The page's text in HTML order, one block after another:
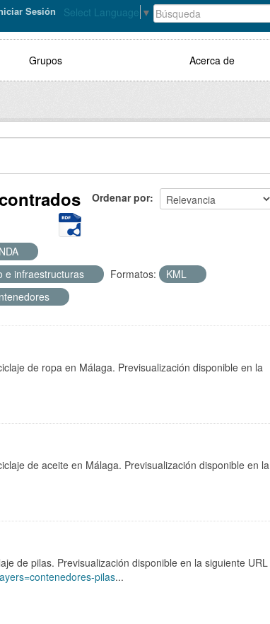
Select Language ▼
Sesión
Grupos Acerca de
Ordenar por
e infraestructuras Formatos:
KML
de ropa en Málaga. Previsualización disponible en la
de aceite en Málaga. Previsualización disponible en la
de pilas. Previsualización disponible en la siguiente URL
pilas...